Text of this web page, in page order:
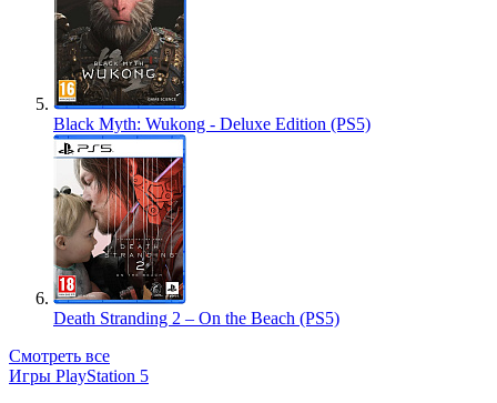
Black Myth: Wukong - Deluxe Edition (PS5)
Death Stranding 2 – On the Beach (PS5)
Смотреть все
Игры PlayStation 5